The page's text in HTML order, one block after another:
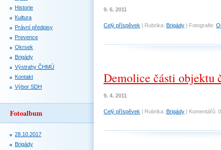
9. 6. 2011
Celý příspěvek | Rubrika: Brigády | Fotografie:
Demolice části objektu
9. 4. 2011
Celý příspěvek | Rubrika: Brigády | Komentářů: 0
Historie
Kultura
Právní předpisy
Prevence
Okrsek
Brigády
Výstrahy ČHMÚ
Kontakt
Výbor SDH
Fotoalbum
28.10.2017
Brigády